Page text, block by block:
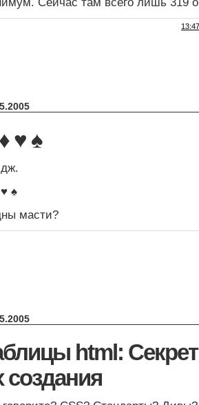
13:47
♥ ♠
♠
масти?
html:
создания